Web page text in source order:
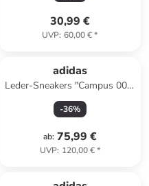
30,99 €
UVP: 60,00 €*
adidas
Leder-Sneakers "Campus 00s"
in Lila
-36%
ab: 75,99 €
UVP: 120,00 €*